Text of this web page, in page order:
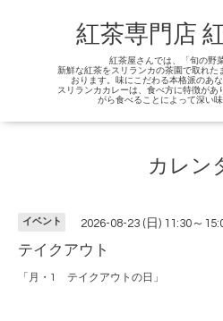
紅茶専門店
紅茶屋さんでは、「旬の野
新鮮な紅茶をスリランカの茶園で取れた
おります。味にこだわる本格派のあ
スリランカカレーは、食べ方に特徴があ
がら食べることによって深い
カレン
イベント 2026-08-23 (日) 11:30～
テイクアウト
「月・1 テイクアウトの日」